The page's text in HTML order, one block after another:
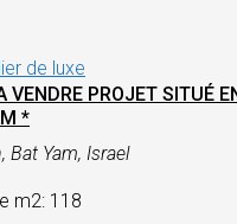
de luxe
PROJET SITUÉ
*
Bat Yam, Israel
m2: 118